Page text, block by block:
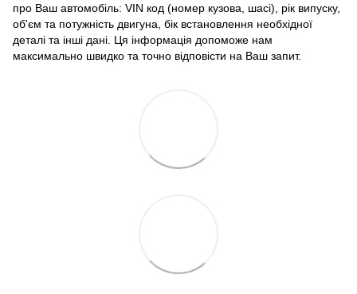
про Ваш автомобіль: VIN код (номер кузова, шасі), рік випуску,
об'єм та потужність двигуна, бік встановлення необхідної
деталі та інші дані. Ця інформація допоможе нам
максимально швидко та точно відповісти на Ваш запит.